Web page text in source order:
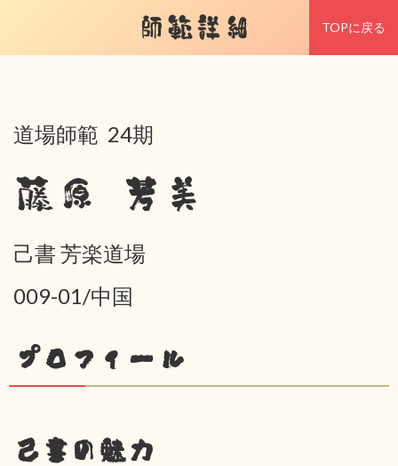
師範詳細 TOPに戻る
道場師範 24期
藤原 芳美
己書 芳楽道場
009-01/中国
プロフィール
己書の魅力